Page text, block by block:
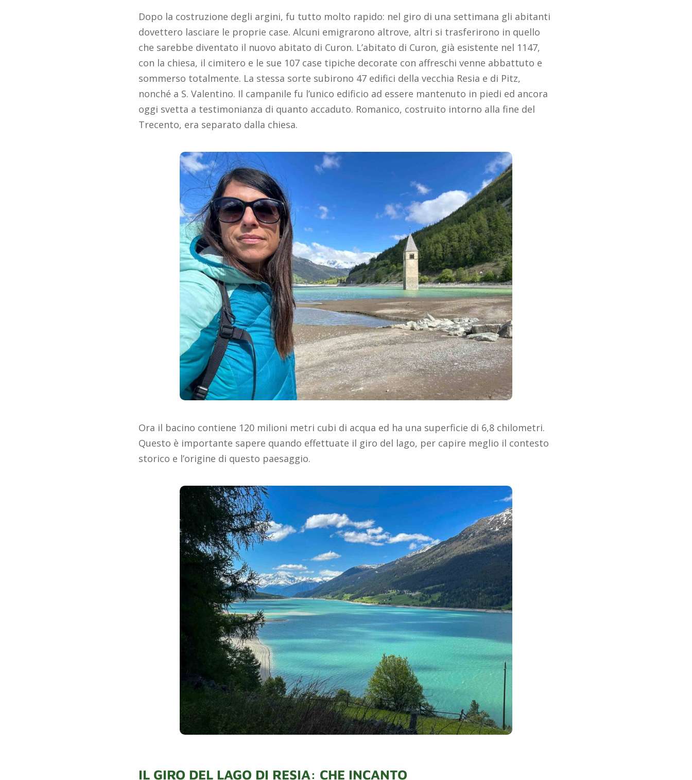
Dopo la costruzione degli argini, fu tutto molto rapido: nel giro di una settimana gli abitanti
dovettero lasciare le proprie case. Alcuni emigrarono altrove, altri si trasferirono in quello
che sarebbe diventato il nuovo abitato di Curon. L’abitato di Curon, già esistente nel 1147,
con la chiesa, il cimitero e le sue 107 case tipiche decorate con affreschi venne abbattuto e
sommerso totalmente. La stessa sorte subirono 47 edifici della vecchia Resia e di Pitz,
nonché a S. Valentino. Il campanile fu l’unico edificio ad essere mantenuto in piedi ed ancora
oggi svetta a testimonianza di quanto accaduto. Romanico, costruito intorno alla fine del
Trecento, era separato dalla chiesa.
Ora il bacino contiene 120 milioni metri cubi di acqua ed ha una superficie di 6,8 chilometri.
Questo è importante sapere quando effettuate il giro del lago, per capire meglio il contesto
storico e l’origine di questo paesaggio.
IL GIRO DEL LAGO DI RESIA: CHE INCANTO